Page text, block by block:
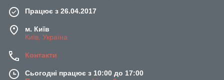
Працює з 26.04.2017
м. Київ
Київ, Україна
Контакти
Сьогодні працює з 10:00 до 17:00